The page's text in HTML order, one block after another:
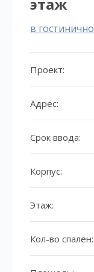
в
Проект:
Адрес:
Срок ввода:
Корпус:
Этаж:
Кол-во спален: